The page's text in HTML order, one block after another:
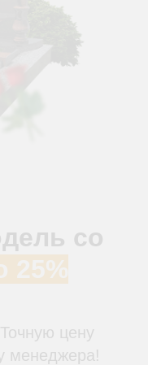
со
25%
цену
менеджера!